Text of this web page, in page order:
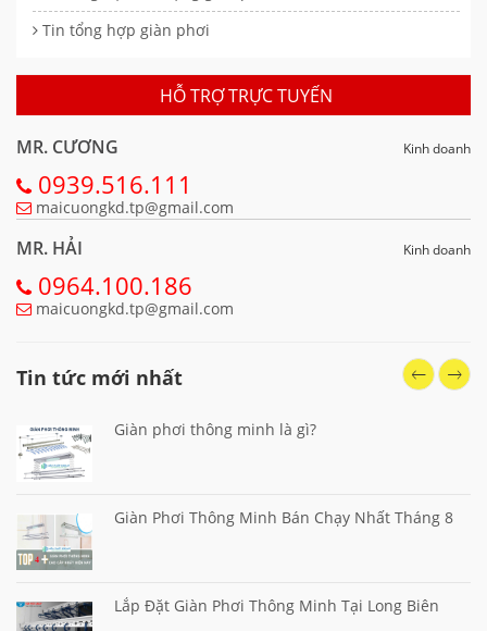
Tin tổng hợp giàn phơi
HỖ TRỢ TRỰC TUYẾN
MR. CƯƠNG Kinh doanh
0939.516.111
maicuongkd.tp@gmail.com
MR. HẢI Kinh doanh
0964.100.186
maicuongkd.tp@gmail.com
Tin tức mới nhất
Giàn phơi thông minh là gì?
Giàn Phơi Thông Minh Bán Chạy Nhất Tháng 8
Lắp Đặt Giàn Phơi Thông Minh Tại Long Biên